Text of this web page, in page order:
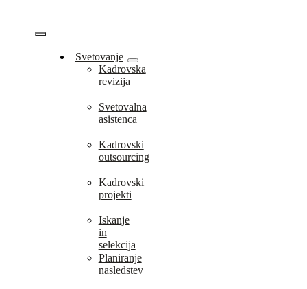
content
Vklopi/Izklopi
navigacijo
Svetovanje
Kadrovska
revizija
Svetovalna
asistenca
Kadrovski
outsourcing
Kadrovski
projekti
Iskanje
in
selekcija
Planiranje
nasledstev